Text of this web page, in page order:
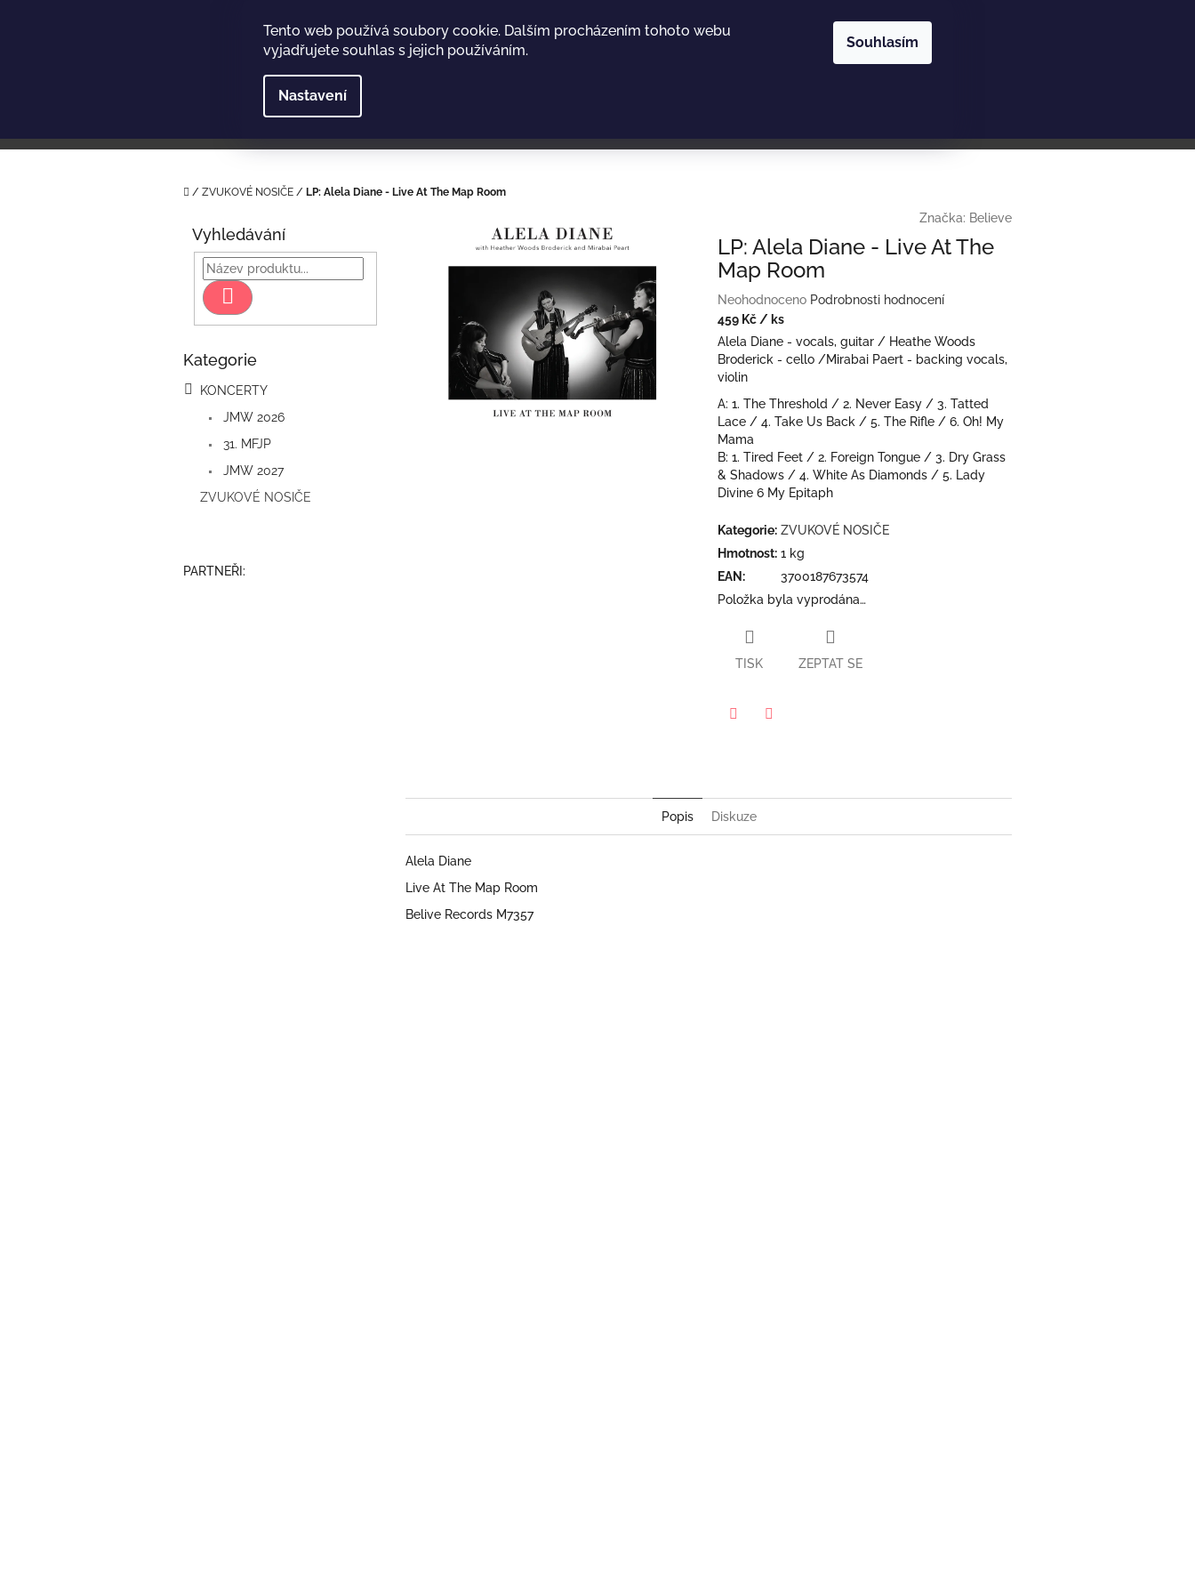
Tento web používá soubory cookie. Dalším procházením tohoto webu
vyjadřujete souhlas s jejich používáním.
Nastavení
Souhlasím
Hledat
Domů
/ ZVUKOVÉ NOSIČE / LP: Alela Diane - Live At The Map Room
Vyhledávání
Hledat
Přeskočit
Kategorie
KONCERTY
JMW 2026
31. MFJP
JMW 2027
ZVUKOVÉ NOSIČE
PARTNEŘI:
Značka: Believe
LP: Alela Diane - Live At The
Map Room
Průměrné
hodnocení
produktu
je
0,0
5
hvězdiček.
Neohodnoceno Podrobnosti hodnocení
459 Kč / ks
Měrná
cena:
Alela Diane - vocals, guitar / Heathe Woods
Broderick - cello /Mirabai Paert - backing vocals,
violin
A: 1. The Threshold / 2. Never Easy / 3. Tatted
Lace / 4. Take Us Back / 5. The Rifle / 6. Oh! My
Mama
B: 1. Tired Feet / 2. Foreign Tongue / 3. Dry Grass
& Shadows / 4. White As Diamonds / 5. Lady
Divine 6 My Epitaph
Kategorie: ZVUKOVÉ NOSIČE
Hmotnost: 1 kg
EAN :
3700187673574
Položka byla vyprodána…
TISK ZEPTAT SE
Popis Diskuze
Alela Diane
Live At The Map Room
Belive Records M7357